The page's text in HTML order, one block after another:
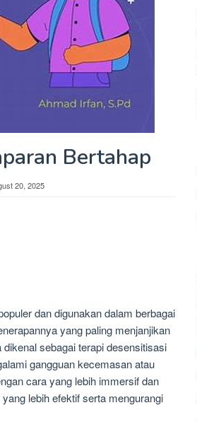
Bertahap
20, 2025
dan digunakan dalam berbagai
yang paling menjanjikan
sebagai terapi desensitisasi
gangguan kecemasan atau
cara yang lebih immersif dan
lebih efektif serta mengurangi